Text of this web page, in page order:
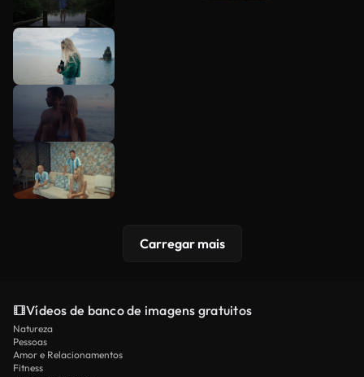
Carregar mais
Vídeos de banco de imagens gratuitos
Natureza
Pessoas
Amor e Relacionamentos
Fitness